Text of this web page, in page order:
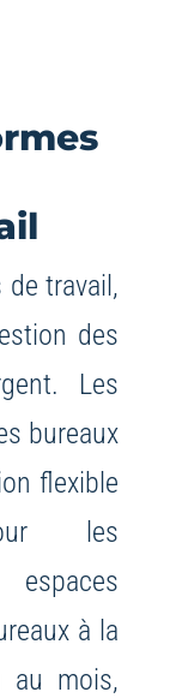
de travail,
des
Les
bureaux
flexible
les
à la
au mois,